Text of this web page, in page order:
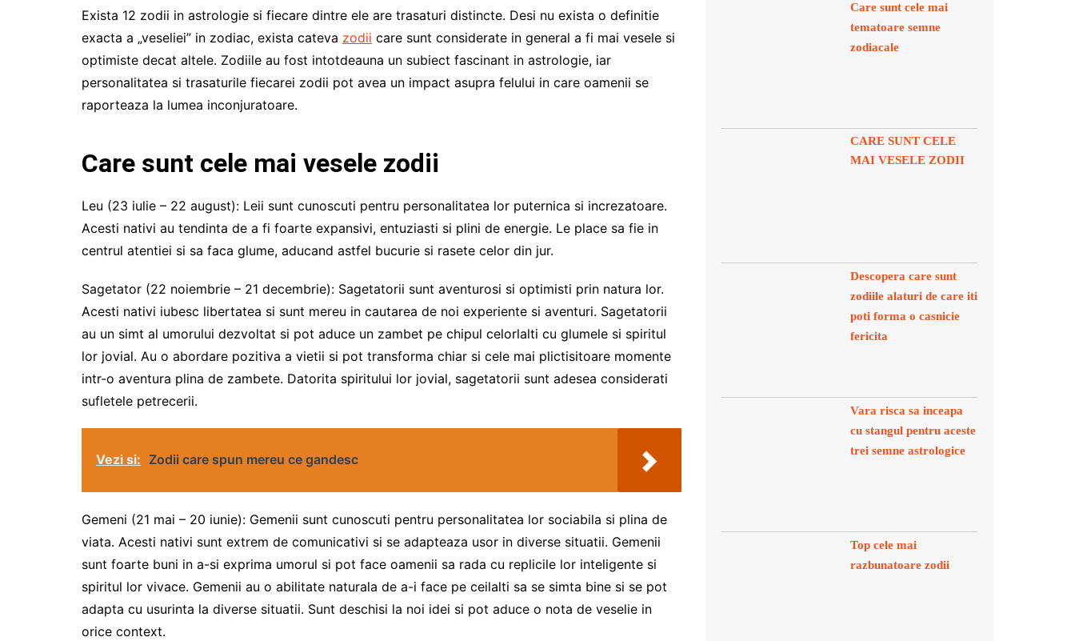
Exista 12 zodii in astrologie si fiecare dintre ele are trasaturi distincte. Desi nu exista o definitie
exacta a „veseliei” in zodiac, exista cateva zodii care sunt considerate in general a fi mai vesele si
optimiste decat altele. Zodiile au fost intotdeauna un subiect fascinant in astrologie, iar
personalitatea si trasaturile fiecarei zodii pot avea un impact asupra felului in care oamenii se
raporteaza la lumea inconjuratoare.
Care sunt cele mai vesele zodii
Leu (23 iulie – 22 august): Leii sunt cunoscuti pentru personalitatea lor puternica si increzatoare.
Acesti nativi au tendinta de a fi foarte expansivi, entuziasti si plini de energie. Le place sa fie in
centrul atentiei si sa faca glume, aducand astfel bucurie si rasete celor din jur.
Sagetator (22 noiembrie – 21 decembrie): Sagetatorii sunt aventurosi si optimisti prin natura lor.
Acesti nativi iubesc libertatea si sunt mereu in cautarea de noi experiente si aventuri. Sagetatorii
au un simt al umorului dezvoltat si pot aduce un zambet pe chipul celorlalti cu glumele si spiritul
lor jovial. Au o abordare pozitiva a vietii si pot transforma chiar si cele mai plictisitoare momente
intr-o aventura plina de zambete. Datorita spiritului lor jovial, sagetatorii sunt adesea considerati
sufletele petrecerii.
Vezi si: Zodii care spun mereu ce gandesc
Gemeni (21 mai – 20 iunie): Gemenii sunt cunoscuti pentru personalitatea lor sociabila si plina de
viata. Acesti nativi sunt extrem de comunicativi si se adapteaza usor in diverse situatii. Gemenii
sunt foarte buni in a-si exprima umorul si pot face oamenii sa rada cu replicile lor inteligente si
spiritul lor vivace. Gemenii au o abilitate naturala de a-i face pe ceilalti sa se simta bine si se pot
adapta cu usurinta la diverse situatii. Sunt deschisi la noi idei si pot aduce o nota de veselie in
orice context.
Care sunt cele mai
tematoare semne
zodiacale
CARE SUNT CELE
MAI VESELE ZODII
Descopera care sunt
zodiile alaturi de care iti
poti forma o casnicie
fericita
Vara risca sa inceapa
cu stangul pentru aceste
trei semne astrologice
Top cele mai
razbunatoare zodii